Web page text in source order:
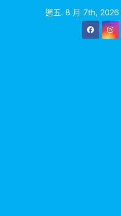
週五. 8 月 7th, 2026